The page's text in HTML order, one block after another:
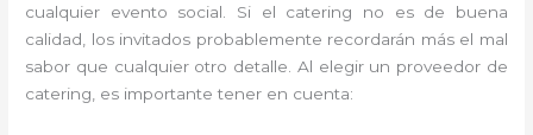
cualquier evento social. Si el catering no es de buena
calidad, los invitados probablemente recordarán más el mal
sabor que cualquier otro detalle. Al elegir un proveedor de
catering, es importante tener en cuenta: